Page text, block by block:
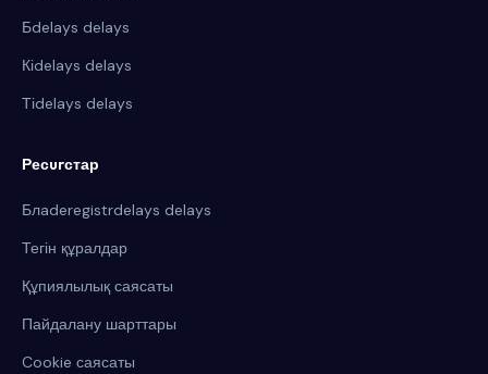
Бdelays delays
Кіdelays delays
Тіdelays delays
Ресurстар
Блaderegistrdelays delays
Тегін құралдар
Құпиялылық саясаты
Пайдалану шарттары
Cookie саясаты